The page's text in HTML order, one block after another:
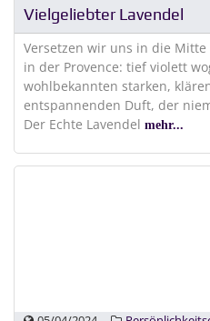
Vielgeliebter Lavendel
Versetzen wir uns in die
in der Provence: tief violett
wohlbekannten starken,
entspannenden Duft, der
Der Echte Lavendel mehr...